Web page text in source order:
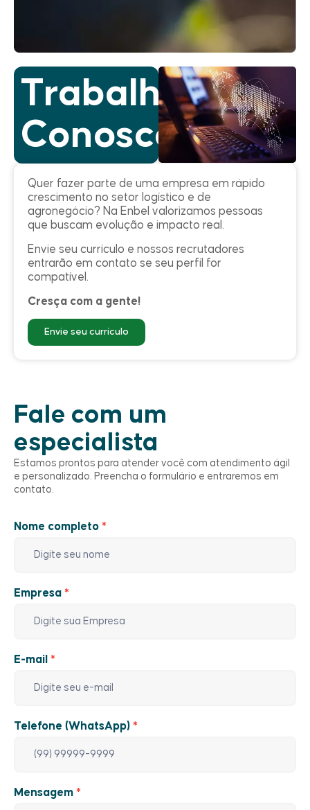
Trabalhe
Conosco
Quer fazer parte de uma empresa em rápido
crescimento no setor logístico e de
agronegócio? Na Enbel valorizamos pessoas
que buscam evolução e impacto real.
Envie seu currículo e nossos recrutadores
entrarão em contato se seu perfil for
compatível.
Cresça com a gente!
Envie seu currículo
Fale com um
especialista
Estamos prontos para atender você com atendimento ágil
e personalizado. Preencha o formulário e entraremos em
contato.
Fale
Nome completo *
Empresa *
E-mail *
Telefone (WhatsApp) *
Mensagem *